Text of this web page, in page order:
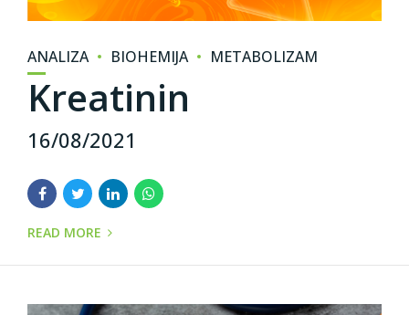
ANALIZA BIOHEMIJA METABOLIZAM
Kreatinin
16/08/2021
READ MORE